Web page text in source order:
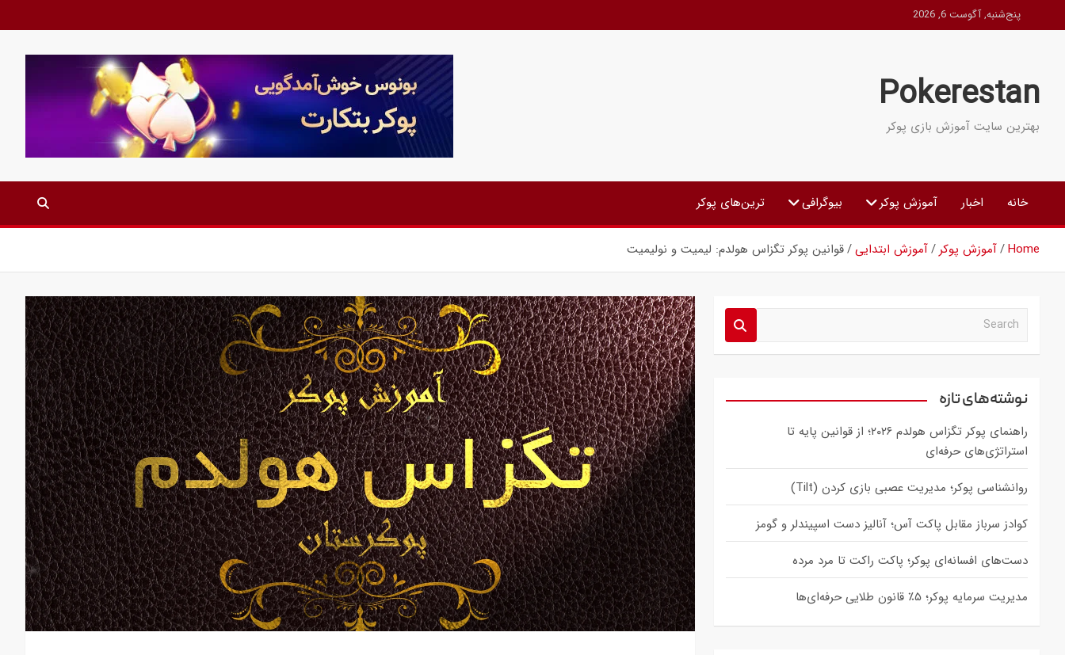
to
پنج‌شنبه, آگوست 6, 2026
Pokerestan
بهترین سایت آموزش بازی پوکر
خانه اخبار آموزش پوکر بیوگرافی ترین‌های پوکر
Home آموزش پوکر آموزش ابتدایی قوانین پوکر تگزاس هولدم: لیمیت و نولیمیت
a
c
نوشته‌های تازه
راهنمای پوکر تگزاس هولدم ۲۰۲۶؛ از قوانین پایه تا
استراتژی‌های حرفه‌ای
روانشناسی پوکر؛ مدیریت عصبی بازی کردن (Tilt)
کوادز سرباز مقابل پاکت آس؛ آنالیز دست اسپیندلر و گومز
دست‌های افسانه‌ای پوکر؛ پاکت راکت تا مرد مرده
مدیریت سرمایه پوکر؛ ۵٪ قانون طلایی حرفه‌ای‌ها